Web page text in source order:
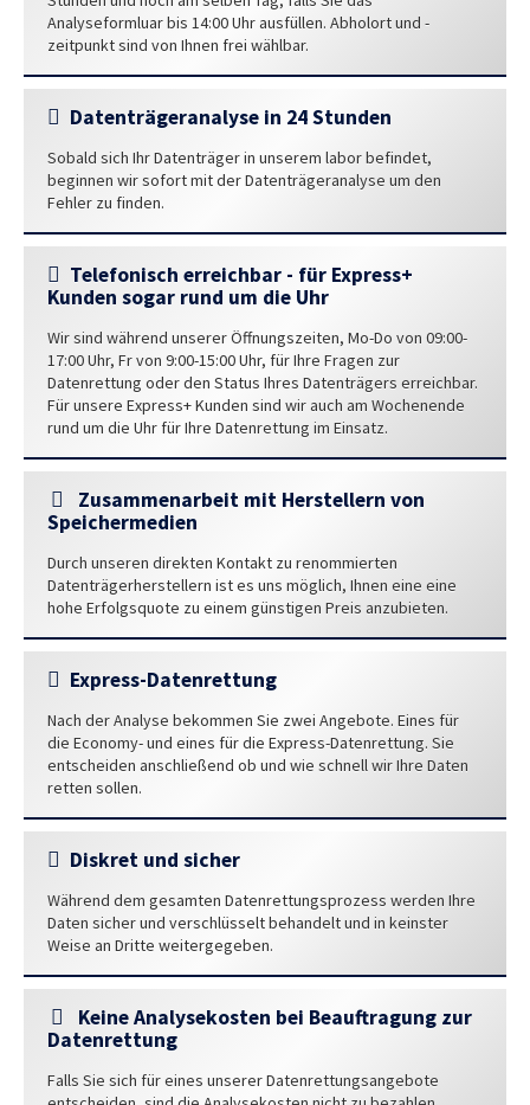
Analyseformluar bis 14:00 Uhr ausfüllen. Abholort und -
zeitpunkt sind von Ihnen frei wählbar.
Datenträgeranalyse in 24 Stunden
Sobald sich Ihr Datenträger in unserem labor befindet,
beginnen wir sofort mit der Datenträgeranalyse um den
Fehler zu finden.
Telefonisch erreichbar - für Express+
Kunden sogar rund um die Uhr
Wir sind während unserer Öffnungszeiten, Mo-Do von 09:00-
17:00 Uhr, Fr von 9:00-15:00 Uhr, für Ihre Fragen zur
Datenrettung oder den Status Ihres Datenträgers erreichbar.
Für unsere Express+ Kunden sind wir auch am Wochenende
rund um die Uhr für Ihre Datenrettung im Einsatz.
Zusammenarbeit mit Herstellern von
Speichermedien
Durch unseren direkten Kontakt zu renommierten
Datenträgerherstellern ist es uns möglich, Ihnen eine eine
hohe Erfolgsquote zu einem günstigen Preis anzubieten.
Express-Datenrettung
Nach der Analyse bekommen Sie zwei Angebote. Eines für
die Economy- und eines für die Express-Datenrettung. Sie
entscheiden anschließend ob und wie schnell wir Ihre Daten
retten sollen.
Diskret und sicher
Während dem gesamten Datenrettungsprozess werden Ihre
Daten sicher und verschlüsselt behandelt und in keinster
Weise an Dritte weitergegeben.
Keine Analysekosten bei Beauftragung zur
Datenrettung
Falls Sie sich für eines unserer Datenrettungsangebote